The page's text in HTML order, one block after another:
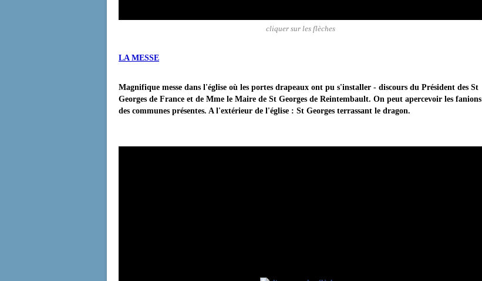
cliquer sur les flèches
LA MESSE
Magnifique messe dans l'église où les portes drapeaux ont pu s'installer - discours du Président des St
Georges de France et de Mme le Maire de St Georges de Reintembault. On peut apercevoir les fanions
des communes présentes. A l'extérieur de l'église : St Georges terrassant le dragon.